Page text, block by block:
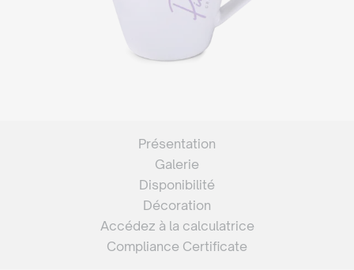
Présentation
Galerie
Disponibilité
Décoration
Accédez à la calculatrice
Compliance Certificate